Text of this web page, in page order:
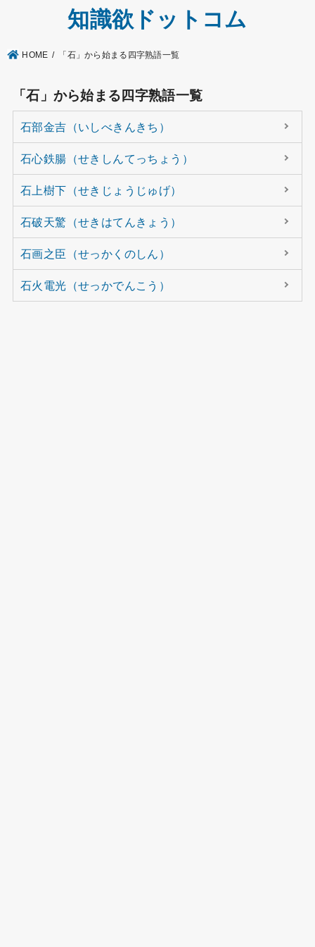
知識欲ドットコム
HOME 「石」から始まる四字熟語一覧
「石」から始まる四字熟語一覧
石部金吉（いしべきんきち）
石心鉄腸（せきしんてっちょう）
石上樹下（せきじょうじゅげ）
石破天驚（せきはてんきょう）
石画之臣（せっかくのしん）
石火電光（せっかでんこう）